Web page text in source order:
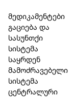
მედიკამენტები
გაციება და
სასუნთქი
სისტემა
საყრდენ
მამოძრავებელი
სისტემა
ცენტრალური
სიახლეები